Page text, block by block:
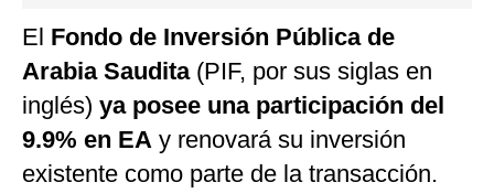
El Fondo de Inversión Pública de
Arabia Saudita(PIF, por sus siglas en
inglés) ya posee una participación del
9.9% en EA y renovará su inversión
existente como parte de la transacción.